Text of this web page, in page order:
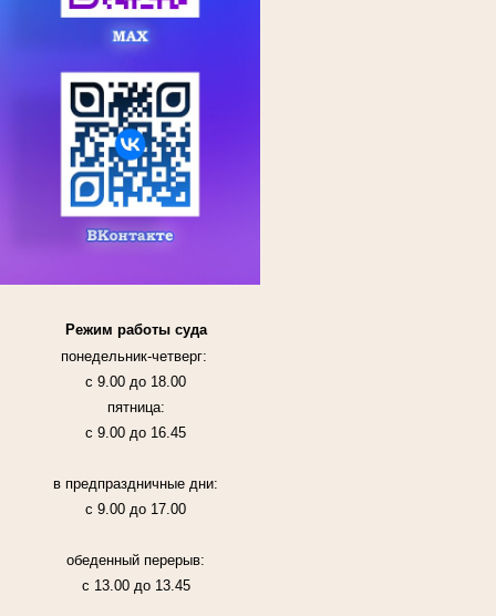
Режим работы суда
понедельник-четверг:
с 9.00 до 18.00
пятница:
с 9.00 до 16.45
в предпраздничные дни:
с 9.00 до 17.00
обеденный перерыв:
с 13.00 до 13.45